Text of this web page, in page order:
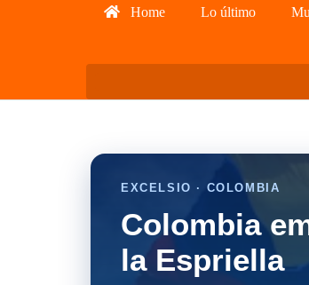
Home Lo último
EXCELSIO · COLOMBIA
Colombia
la Espriella